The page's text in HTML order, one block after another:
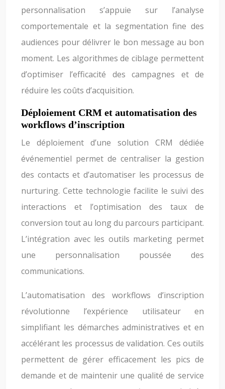
personnalisation s’appuie sur l’analyse
comportementale et la segmentation fine des
audiences pour délivrer le bon message au bon
moment. Les algorithmes de ciblage permettent
d’optimiser l’efficacité des campagnes et de
réduire les coûts d’acquisition.
Déploiement CRM et automatisation des
workflows d’inscription
Le déploiement d’une solution CRM dédiée
événementiel permet de centraliser la gestion
des contacts et d’automatiser les processus de
nurturing. Cette technologie facilite le suivi des
interactions et l’optimisation des taux de
conversion tout au long du parcours participant.
L’intégration avec les outils marketing permet
une personnalisation poussée des
communications.
L’automatisation des workflows d’inscription
révolutionne l’expérience utilisateur en
simplifiant les démarches administratives et en
accélérant les processus de validation. Ces outils
permettent de gérer efficacement les pics de
demande et de maintenir une qualité de service